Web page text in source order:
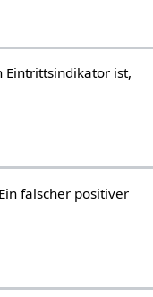
Eintrittsindikator ist,
falscher positiver